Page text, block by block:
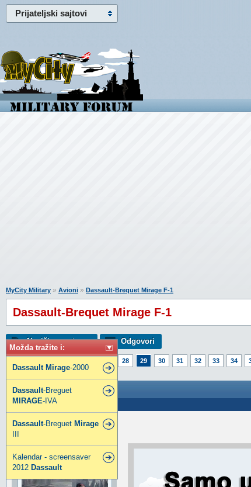
Prijateljski sajtovi
Možda tražite i:
Dassault Mirage-2000
Dassault-Breguet
MIRAGE-IVA
Dassault-Breguet Mirage
Kalendar - screensaver
2012 Dassault
MyCity Military » Avioni » Dassault-Brequet Mirage F-1
Dassault-Brequet Mirage F-1
Napiši novu temu Odgovori
28 29 30 31 32 33 34
57 62
Dassault-Brequet Mirage F-1
Poslao: 03 Mar 2013 05:02
BSD